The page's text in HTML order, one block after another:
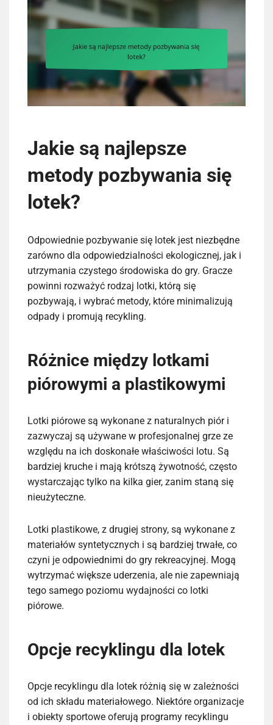
Jakie są najlepsze
metody pozbywania się
lotek?
Odpowiednie pozbywanie się lotek jest niezbędne
zarówno dla odpowiedzialności ekologicznej, jak i
utrzymania czystego środowiska do gry. Gracze
powinni rozważyć rodzaj lotki, którą się
pozbywają, i wybrać metody, które minimalizują
odpady i promują recykling.
Różnice między lotkami
piórowymi a plastikowymi
Lotki piórowe są wykonane z naturalnych piór i
zazwyczaj są używane w profesjonalnej grze ze
względu na ich doskonałe właściwości lotu. Są
bardziej kruche i mają krótszą żywotność, często
wystarczając tylko na kilka gier, zanim staną się
nieużyteczne.
Lotki plastikowe, z drugiej strony, są wykonane z
materiałów syntetycznych i są bardziej trwałe, co
czyni je odpowiednimi do gry rekreacyjnej. Mogą
wytrzymać większe uderzenia, ale nie zapewniają
tego samego poziomu wydajności co lotki
piórowe.
Opcje recyklingu dla lotek
Opcje recyklingu dla lotek różnią się w zależności
od ich składu materiałowego. Niektóre organizacje
i obiekty sportowe oferują programy recyklingu